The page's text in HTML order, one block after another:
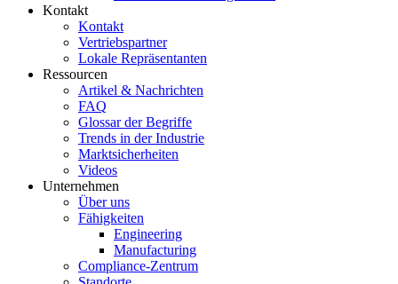
Kontakt
Kontakt
Vertriebspartner
Lokale Repräsentanten
Ressourcen
Artikel & Nachrichten
FAQ
Glossar der Begriffe
Trends in der Industrie
Marktsicherheiten
Videos
Unternehmen
Über uns
Fähigkeiten
Engineering
Manufacturing
Compliance-Zentrum